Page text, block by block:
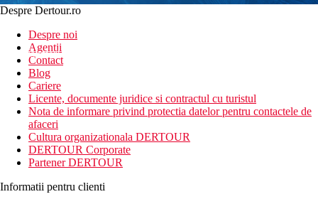
newsletter!
Despre Dertour.ro
Despre noi
Agentii
Contact
Blog
Cariere
Licente, documente juridice si contractul cu turistul
Nota de informare privind protectia datelor pentru contactele de
afaceri
Cultura organizationala DERTOUR
DERTOUR Corporate
Partener DERTOUR
Informatii pentru clienti